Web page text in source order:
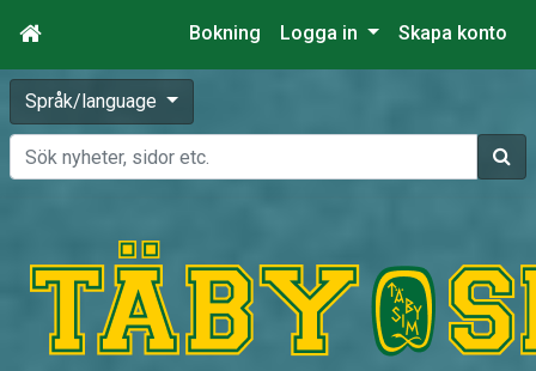
Bokning Logga in Skapa konto
Språk/language
Sök